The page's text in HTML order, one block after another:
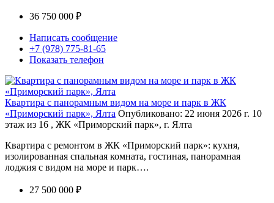
36 750 000 ₽
Написать сообщение
+7 (978) 775-81-65
Показать телефон
Квартира с панорамным видом на море и парк в ЖК
«Приморский парк», Ялта Опубликовано: 22 июня 2026 г. 10
этаж из 16 , ЖК «Приморский парк», г. Ялта
Квартира с ремонтом в ЖК «Приморский парк»: кухня,
изолированная спальная комната, гостиная, панорамная
лоджия с видом на море и парк….
27 500 000 ₽